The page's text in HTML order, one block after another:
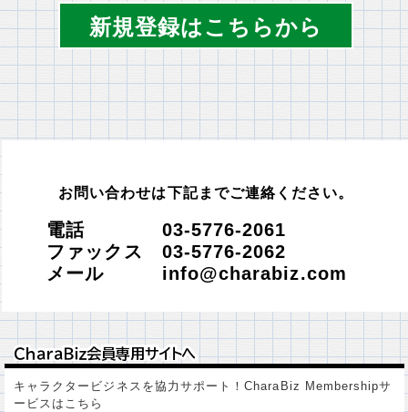
新規登録はこちらから
お問い合わせは下記までご連絡ください。
電話 03-5776-2061
ファックス 03-5776-2062
メール info@charabiz.com
ＣｈａｒａＢｉｚ会員専用サイトへ
ＣｈａｒａＢｉｚ会員専用サイトへ
キャラクタービジネスを協力サポート！CharaBiz Membershipサ
ービスはこちら